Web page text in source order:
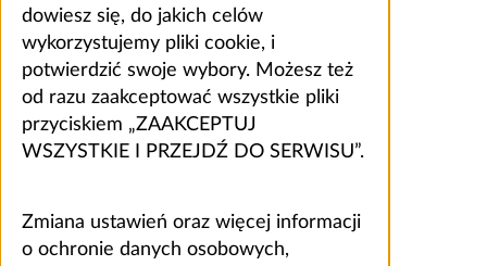
dowiesz się, do jakich celów
wykorzystujemy pliki cookie, i
potwierdzić swoje wybory. Możesz też
od razu zaakceptować wszystkie pliki
przyciskiem „ZAAKCEPTUJ
WSZYSTKIE I PRZEJDŹ DO SERWISU”.
Zmiana ustawień oraz więcej informacji
o ochronie danych osobowych,